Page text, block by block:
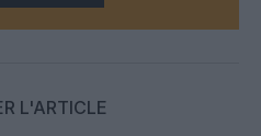
L'ARTICLE